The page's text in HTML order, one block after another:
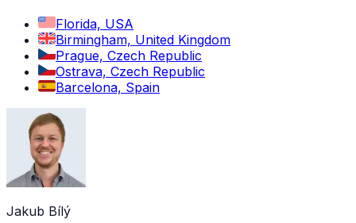
Florida, USA
Birmingham, United Kingdom
Prague, Czech Republic
Ostrava, Czech Republic
Barcelona, Spain
Jakub Bílý